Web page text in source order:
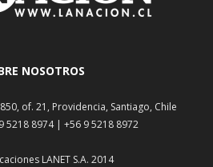
NOSOTROS
of. 21, Providencia, Santiago, Chile
5218 8974 | +56 9 5218 8972
LANET S.A. 2014